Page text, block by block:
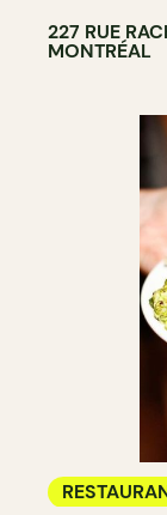
227 RUE
MONTRÉAL